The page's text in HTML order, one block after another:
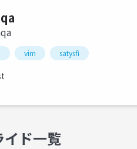
vim satysfi
イド一覧